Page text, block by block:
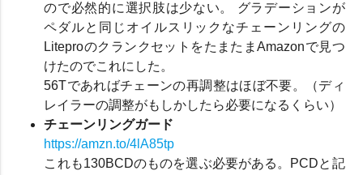
ので必然的に選択肢は少ない。 グラデーションが
ペダルと同じオイルスリックなチェーンリングの
LiteproのクランクセットをたまたまAmazonで見つ
けたのでこれにした。
56Tであればチェーンの再調整はほぼ不要。（ディ
レイラーの調整がもしかしたら必要になるくらい）
チェーンリングガード
https://amzn.to/4lA85tp
これも130BCDのものを選ぶ必要がある。PCDと記